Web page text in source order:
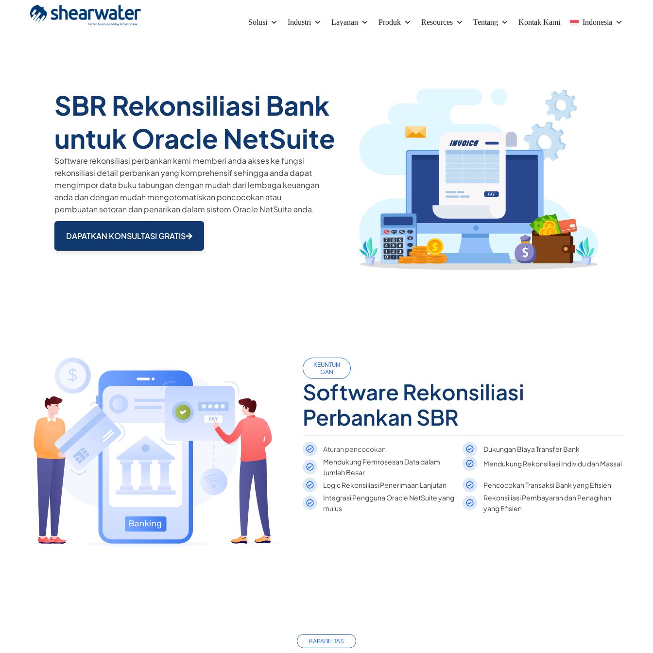
Solusi Industri Layanan Produk Resources Tentang Kontak Kami Indonesia
SBR Rekonsiliasi Bank
untuk Oracle NetSuite
Software rekonsiliasi perbankan kami memberi anda akses ke fungsi
rekonsiliasi detail perbankan yang komprehensif sehingga anda dapat
mengimpor data buku tabungan dengan mudah dari lembaga keuangan
anda dan dengan mudah mengotomatiskan pencocokan atau
pembuatan setoran dan penarikan dalam sistem Oracle NetSuite anda.
DAPATKAN KONSULTASI GRATIS
KEUNTUN
GAN
Software Rekonsiliasi
Perbankan SBR
Aturan pencocokan
Dukungan Biaya Transfer Bank
Mendukung Pemrosesan Data dalam
Jumlah Besar
Mendukung Rekonsiliasi Individu dan Massal
Logic Rekonsiliasi Penerimaan Lanjutan
Pencocokan Transaksi Bank yang Efisien
Integrasi Pengguna Oracle NetSuite yang
mulus
Rekonsiliasi Pembayaran dan Penagihan
yang Efisien
KAPABILITAS